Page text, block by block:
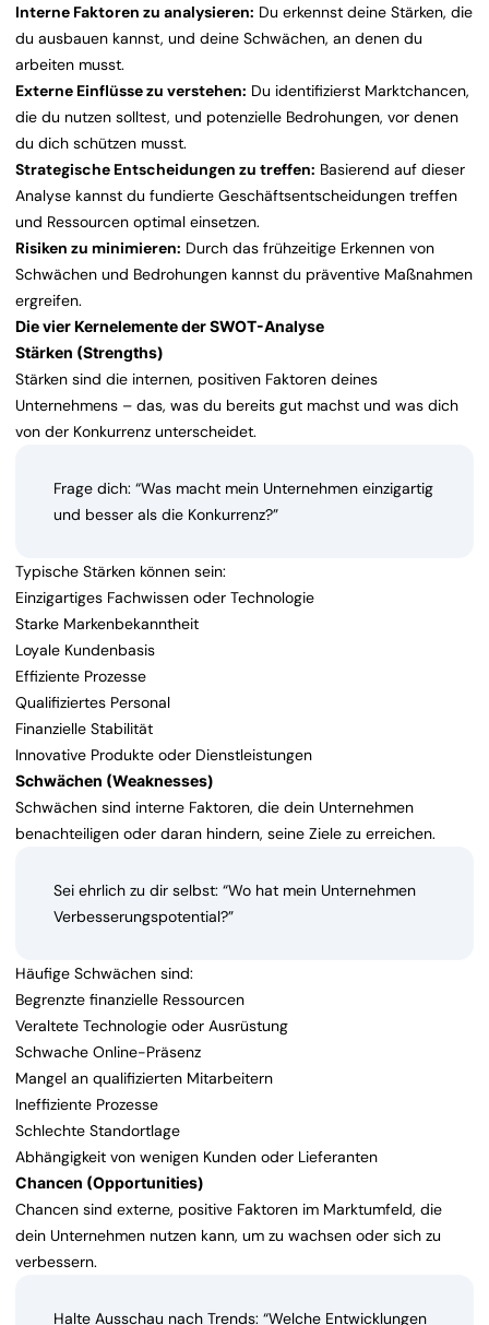
Interne Faktoren zu analysieren: Du erkennst deine Stärken, die
du ausbauen kannst, und deine Schwächen, an denen du
arbeiten musst.
Externe Einflüsse zu verstehen: Du identifizierst Marktchancen,
die du nutzen solltest, und potenzielle Bedrohungen, vor denen
du dich schützen musst.
Strategische Entscheidungen zu treffen: Basierend auf dieser
Analyse kannst du fundierte Geschäftsentscheidungen treffen
und Ressourcen optimal einsetzen.
Risiken zu minimieren: Durch das frühzeitige Erkennen von
Schwächen und Bedrohungen kannst du präventive Maßnahmen
ergreifen.
Die vier Kernelemente der SWOT-Analyse
Stärken (Strengths)
Stärken sind die internen, positiven Faktoren deines
Unternehmens – das, was du bereits gut machst und was dich
von der Konkurrenz unterscheidet.
Frage dich: “Was macht mein Unternehmen einzigartig
und besser als die Konkurrenz?”
Typische Stärken können sein:
Einzigartiges Fachwissen oder Technologie
Starke Markenbekanntheit
Loyale Kundenbasis
Effiziente Prozesse
Qualifiziertes Personal
Finanzielle Stabilität
Innovative Produkte oder Dienstleistungen
Schwächen (Weaknesses)
Schwächen sind interne Faktoren, die dein Unternehmen
benachteiligen oder daran hindern, seine Ziele zu erreichen.
Sei ehrlich zu dir selbst: “Wo hat mein Unternehmen
Verbesserungspotential?”
Häufige Schwächen sind:
Begrenzte finanzielle Ressourcen
Veraltete Technologie oder Ausrüstung
Schwache Online-Präsenz
Mangel an qualifizierten Mitarbeitern
Ineffiziente Prozesse
Schlechte Standortlage
Abhängigkeit von wenigen Kunden oder Lieferanten
Chancen (Opportunities)
Chancen sind externe, positive Faktoren im Marktumfeld, die
dein Unternehmen nutzen kann, um zu wachsen oder sich zu
verbessern.
Halte Ausschau nach Trends: “Welche Entwicklungen